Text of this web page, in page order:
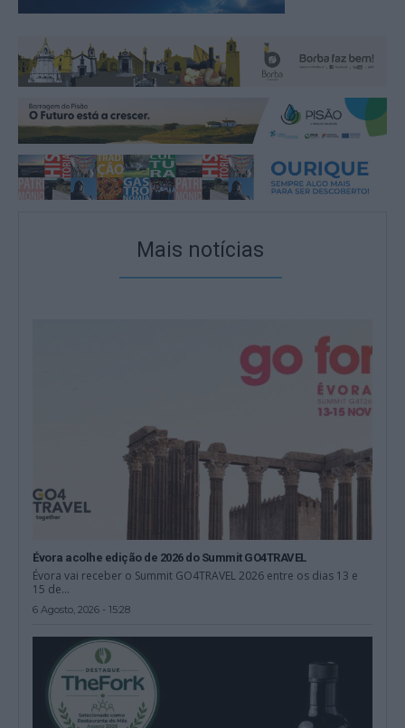
Mais notícias
Évora acolhe edição de 2026 do Summit GO4TRAVEL
Évora vai receber o Summit GO4TRAVEL 2026 entre os dias 13 e
15 de...
6 Agosto, 2026 - 15:28